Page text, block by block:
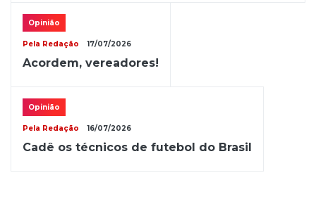
Opinião
Pela Redação 17/07/2026
Acordem, vereadores!
Opinião
Pela Redação 16/07/2026
Cadê os técnicos de futebol do Brasil